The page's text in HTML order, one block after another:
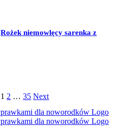
Rożek niemowlęcy sarenka z
1 2 … 35 Next